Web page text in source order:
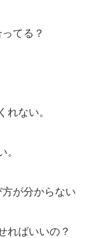
てる？
れない。
。
が分からない
ればいいの？